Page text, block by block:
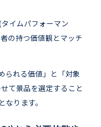
イムパフォーマン
の持つ価値観とマッチ
られる価値」と「対象
て景品を選定すること
ります。